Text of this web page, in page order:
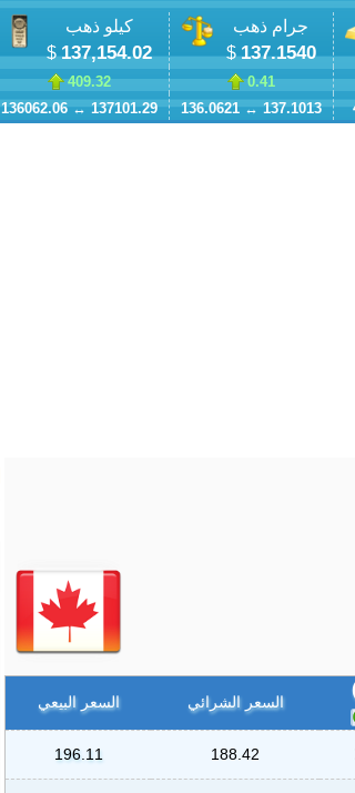
جرام ذهب
137.1540
$
0.41
137.1013
↔
136.0621
كيلو ذهب
137,154.02
$
409.32
137101.29
↔
136062.06
السعر الشرائي السعر البيعي
188.42
196.11